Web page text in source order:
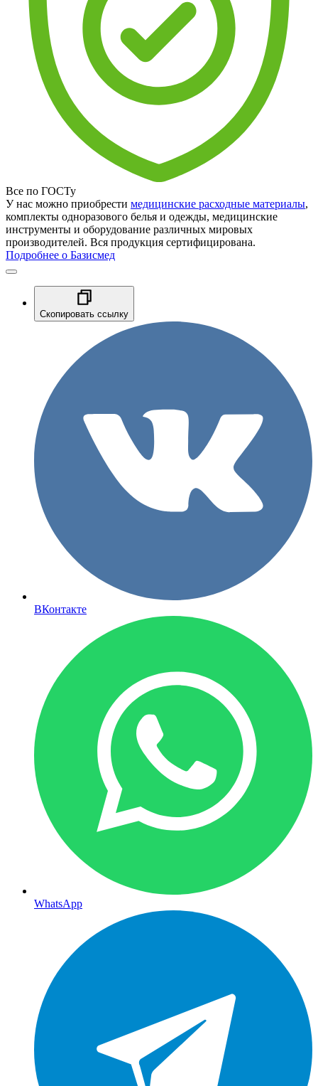
Все по ГОСТу
У нас можно приобрести медицинские расходные материалы,
комплекты одноразового белья и одежды, медицинские
инструменты и оборудование различных мировых
производителей. Вся продукция сертифицирована.
Подробнее о Базисмед
Скопировать ссылку
ВКонтакте
WhatsApp